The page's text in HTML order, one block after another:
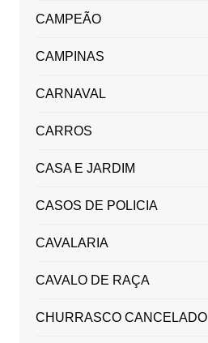
CAMPEÃO
CAMPINAS
CARNAVAL
CARROS
CASA E JARDIM
CASOS DE POLICIA
CAVALARIA
CAVALO DE RAÇA
CHURRASCO CANCELADO